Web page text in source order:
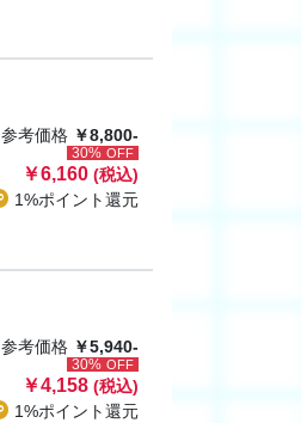
参考価格 ￥8,800-
30% OFF
￥6,160 (税込)
1%ポイント還元
参考価格 ￥5,940-
30% OFF
￥4,158 (税込)
1%ポイント還元